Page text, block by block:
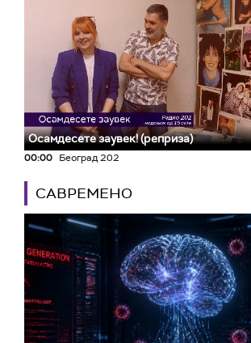
Осамдесете заувек! (реприза)
00:00 Београд 202
САВРЕМЕНО